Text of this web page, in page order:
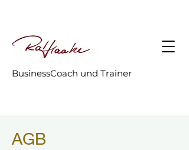
BusinessCoach und Trainer
AGB